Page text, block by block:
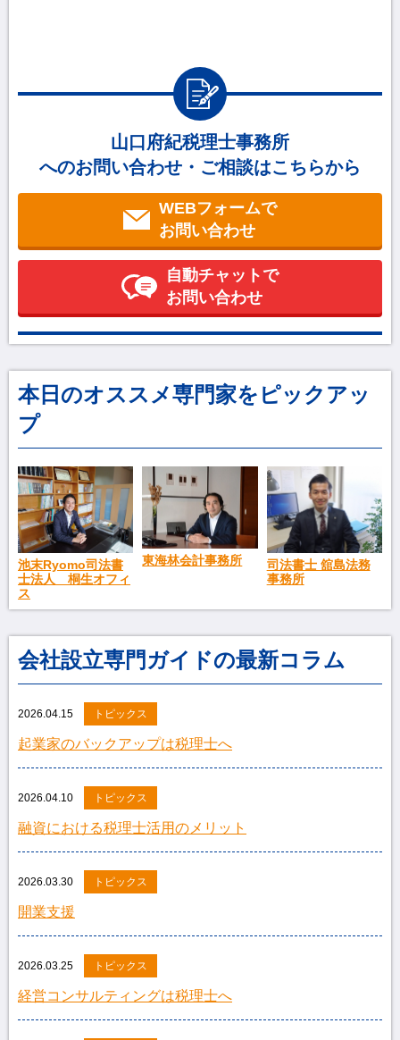
山口府紀税理士事務所
へのお問い合わせ・ご相談はこちらから
WEBフォームで
お問い合わせ
自動チャットで
お問い合わせ
本日のオススメ専門家をピックアッ
プ
池末Ryomo司法書
士法人 桐生オフィ
ス
東海林会計事務所
司法書士 舘島法務
事務所
会社設立専門ガイドの最新コラム
2026.04.15 トピックス
起業家のバックアップは税理士へ
2026.04.10 トピックス
融資における税理士活用のメリット
2026.03.30 トピックス
開業支援
2026.03.25 トピックス
経営コンサルティングは税理士へ